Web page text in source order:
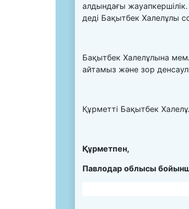
алдындағы
деді Бақытбек Халелұлы
Бақытбек Халелұлына
айтамыз және зор
Құрметті Бақытбек
Құрметпен,
Павлодар облысы